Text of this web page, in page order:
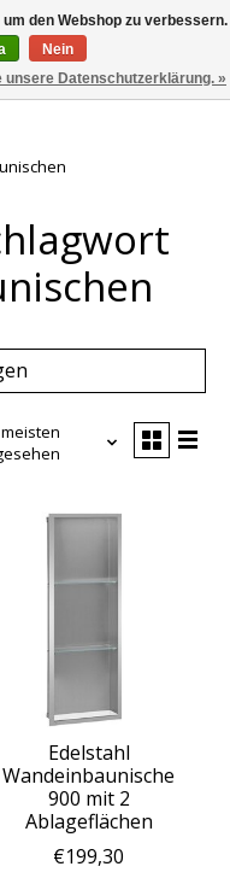
Ihr
Edelstahl
Wandeinbaunische
900 mit 2
Ablageflächen
€199,30
den Webshop zu verbessern.
Nein
unsere Datenschutzerklärung. »